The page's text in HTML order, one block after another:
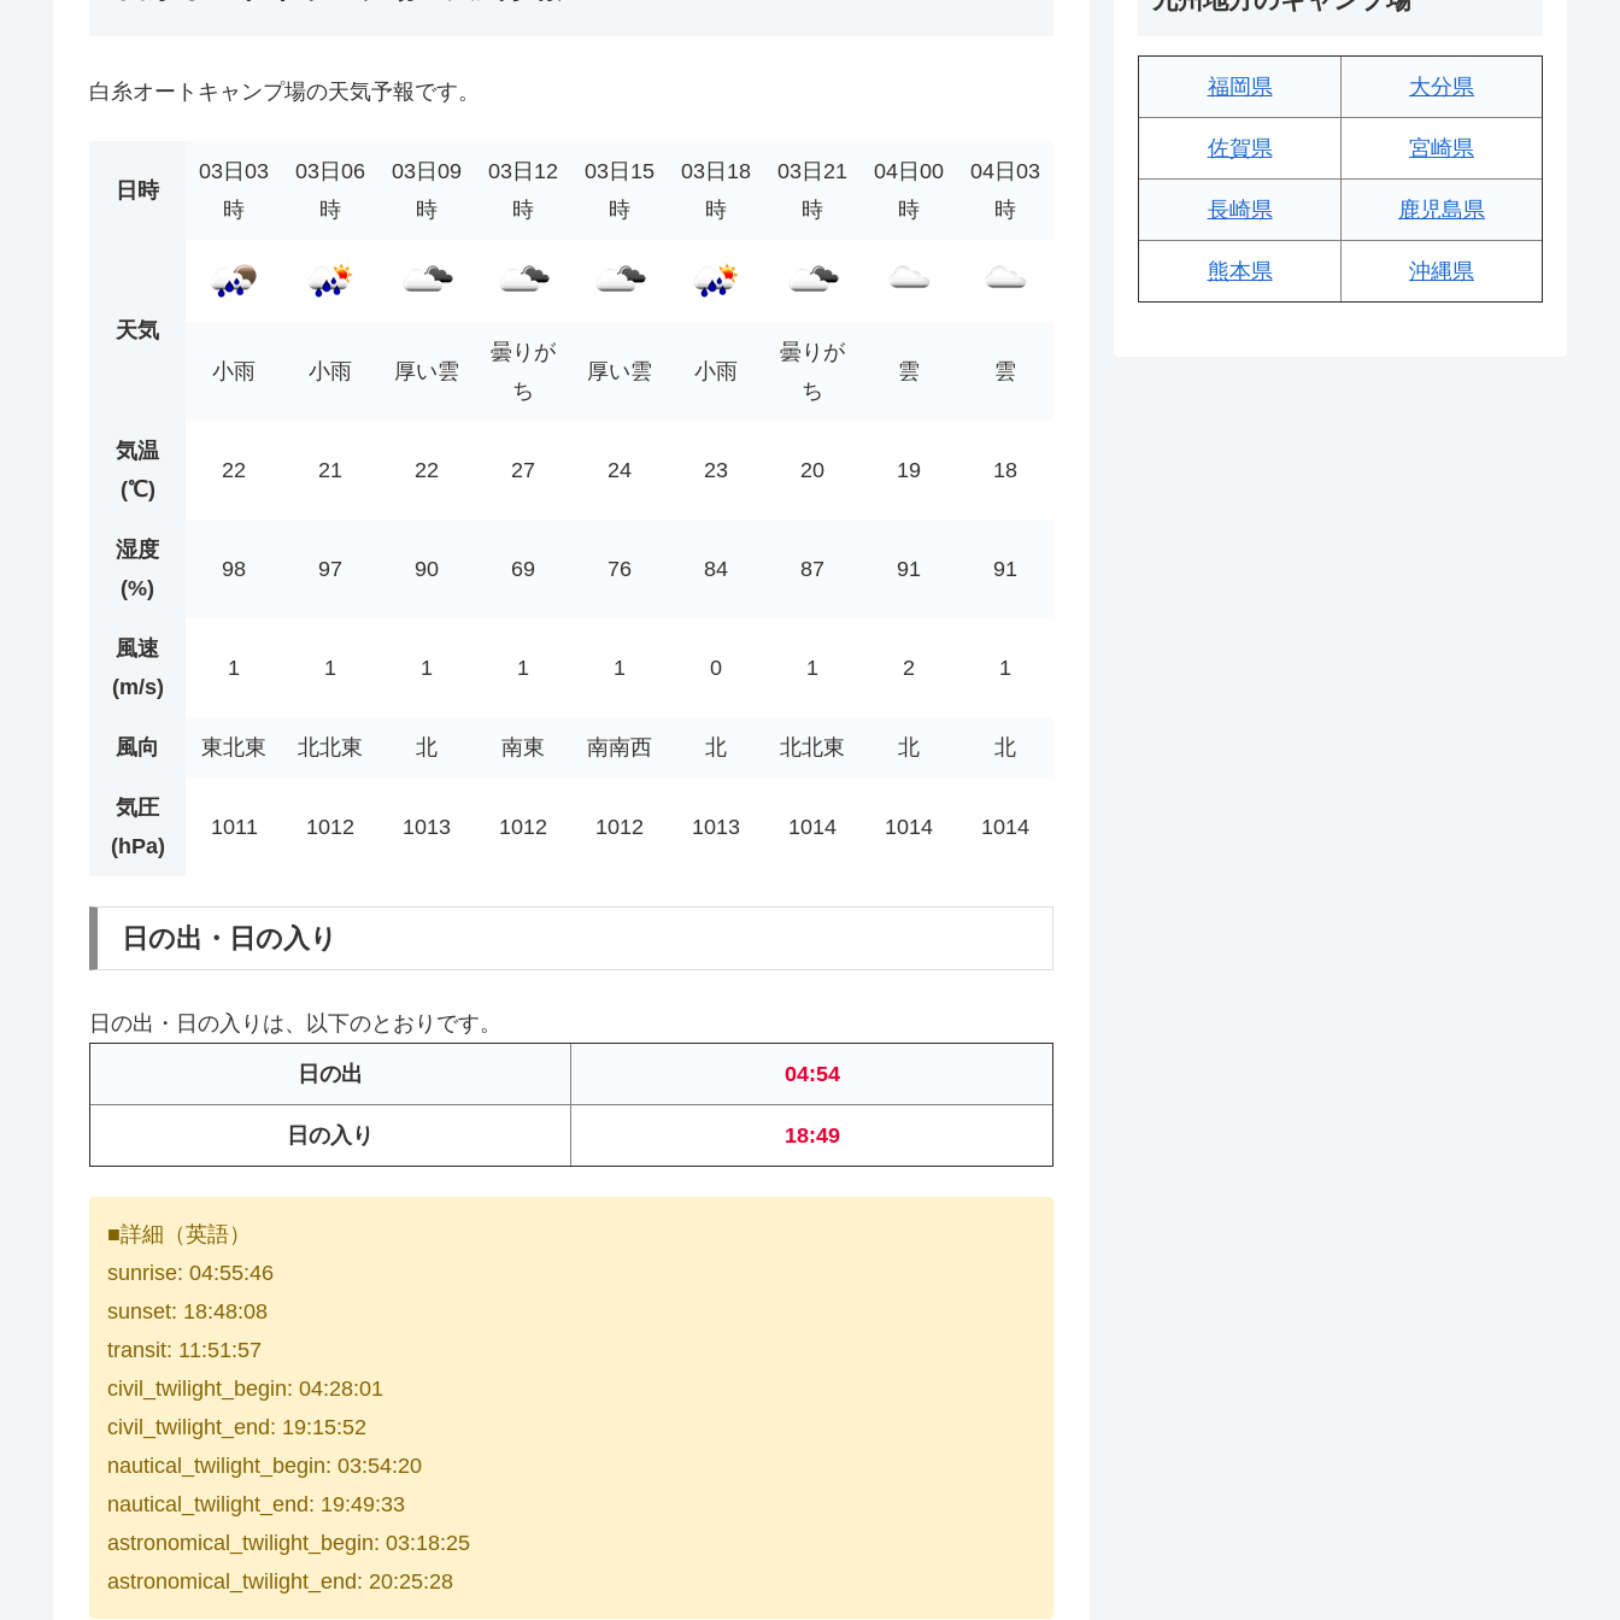
白糸オートキャンプ場の天気予報です。
日時
03日03
時
03日06
時
03日09
時
03日12
時
03日15
時
03日18
時
03日21
時
04日00
時
04日03
時
天気
小雨
小雨 厚い雲
曇りが
ち
厚い雲 小雨
曇りが
ち
雲 雲
気温
(℃)
22 21 22 27 24 23 20 19 18
湿度
(%)
98 97 90 69 76 84 87 91 91
風速
(m/s)
1 1 1 1 1 0 1 2 1
風向 東北東 北北東 北 南東 南南西 北 北北東 北 北
気圧
(hPa)
1011 1012 1013 1012 1012 1013 1014 1014 1014
日の出・日の入り
日の出・日の入りは、以下のとおりです。
日の出 04:54
日の入り 18:49
■詳細（英語）
sunrise: 04:55:46
sunset: 18:48:08
transit: 11:51:57
civil_twilight_begin: 04:28:01
civil_twilight_end: 19:15:52
nautical_twilight_begin: 03:54:20
nautical_twilight_end: 19:49:33
astronomical_twilight_begin: 03:18:25
astronomical_twilight_end: 20:25:28
福岡県 大分県
佐賀県 宮崎県
長崎県 鹿児島県
熊本県 沖縄県